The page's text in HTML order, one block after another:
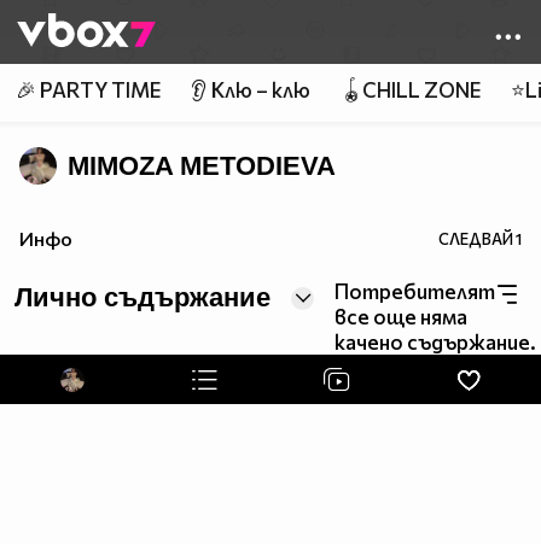
👾
🎉 PARTY TIME 👂 Клю – клю 🪀CHILL ZONE
MIMOZA METODIEVA
Инфо СЛЕДВАЙ1
Лично съдържание
Потребителят
все още няма
качено съдържание.